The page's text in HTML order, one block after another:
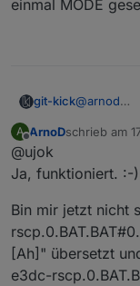
einmal MODE
git-kick@arnod
einmal
A
Offline
ArnoDschrieb am
zuletzt
@ujok
Ja, funktioniert. :-)
Bin mir jetzt nicht
[Ah]" übersetzt
e3dc-